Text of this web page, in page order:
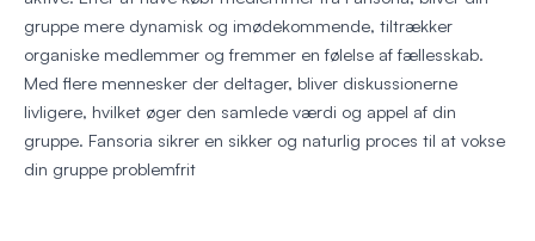
gruppe mere dynamisk og imødekommende, tiltrækker
organiske medlemmer og fremmer en følelse af fællesskab.
Med flere mennesker der deltager, bliver diskussionerne
livligere, hvilket øger den samlede værdi og appel af din
gruppe. Fansoria sikrer en sikker og naturlig proces til at vokse
din gruppe problemfrit